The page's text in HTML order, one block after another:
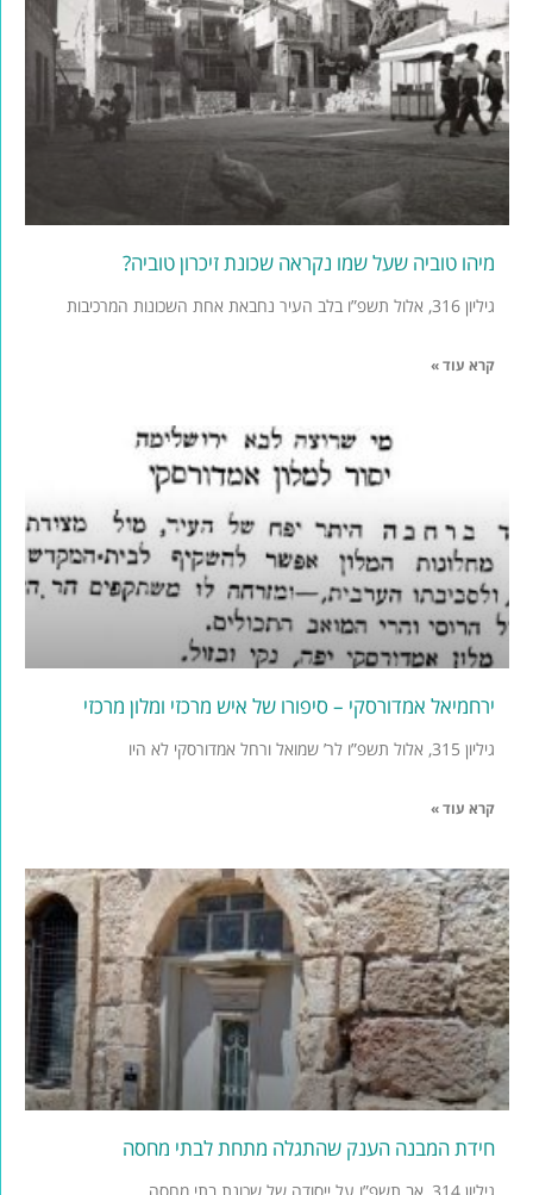
מיהו טוביה שעל שמו נקראה שכונת זיכרון טוביה?
גיליון 316, אלול תשפ”ו בלב העיר נחבאת אחת השכונות המרכיבות
קרא עוד »
ירחמיאל אמדורסקי – סיפורו של איש מרכזי ומלון מרכזי
גיליון 315, אלול תשפ”ו לר’ שמואל ורחל אמדורסקי לא היו
קרא עוד »
חידת המבנה הענק שהתגלה מתחת לבתי מחסה